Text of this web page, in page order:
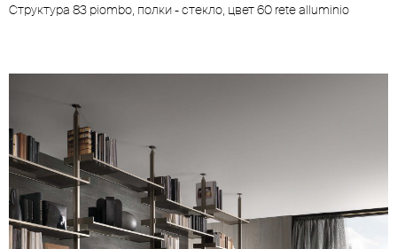
Cтруктура 83 piombo, полки - стекло, цвет 60 rete alluminio